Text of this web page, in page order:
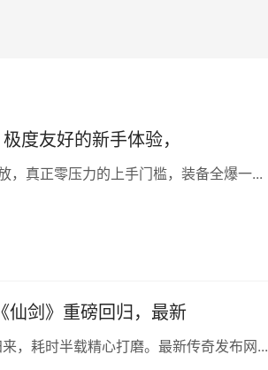
度友好的新手体验，
，真正零压力的上手门槛，装备全爆一...
仙剑》重磅回归，最新
，耗时半载精心打磨。最新传奇发布网...